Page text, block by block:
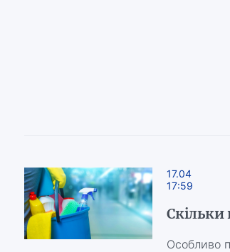
17.04
17:59
Скільки
Особливо